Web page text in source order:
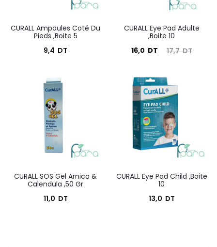
CURALL Ampoules Coté Du
Pieds ,Boite 5
9,4 DT
CURALL Eye Pad Adulte
,Boite 10
17,7DT
Le
initial
était :
17,7
DT.
16,0 DT
Le
CURALL SOS Gel Arnica &
Calendula ,50 Gr
11,0 DT
CURALL Eye Pad Child ,Boite
10
13,0 DT